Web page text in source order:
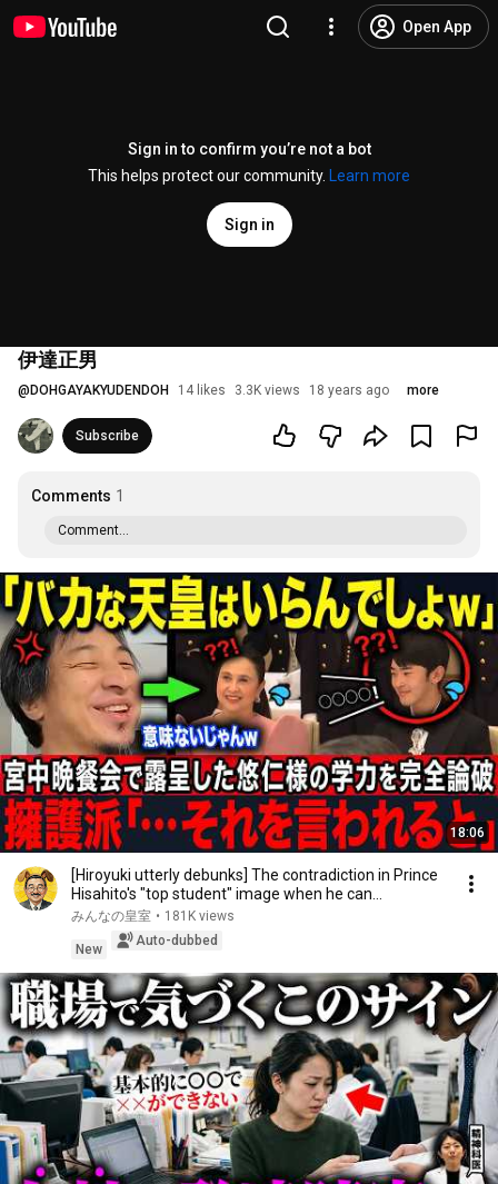
Open App
Sign in to confirm you’re not a bot
This helps protect our community.
Learn more
Sign in
伊達正男
@ DOHGAYAKYUDENDOH 14 likes 3.3K views 18 years ago more
Subscribe
Comments 1
Comment...
18:06
[Hiroyuki utterly debunks] The contradiction in Prince
Hisahito's "top student" image when he can...
みんなの皇室 • 181K views
New
Auto-dubbed